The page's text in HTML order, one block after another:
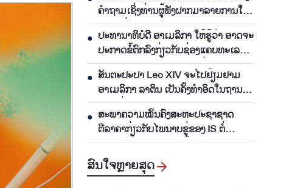
ຄຳຖາມເຊິ່ງທ່ານຜູ້ຟັງຝາກມາລາຍການໃນ
ອາທິດຜ່ານມາ
● ປະທານາທິບໍດີ ອາເມລິກາ ໃຫ້ຮູ້ວ່າ ອາດຈະ
ປະກາດຂໍ້ຕົກລົງກ່ຽວກັບຊ່ອງແຄບທະເລ
Hormuz ພາບໃນເວລາ 48 ຊົ່ວໂມງຈະ
ມາເຖິງ
● ສັນຕະປະປາ Leo XIV ຈະໄປຢ້ຽມຢາມ
ອາເມລິກາ ລາຕິນ ເປັນຄັ້ງທຳອິດໃນຖານະ
ຕຳແໜ່ງສັນຕະປະປາ
● ສະພາຄວາມໝັ້ນຄົງສະຫະປະຊາຊາດ
ຕີລາຄາກ່ຽວກັບໄພນາບຂູ່ຂອງ IS ຕໍ່
ສັນຕິພາບ ແລະ ຄວາມໝັ້ນຄົງສາກົນ
ສົນ​ໃຈ​ຫຼາຍ​ສຸດ